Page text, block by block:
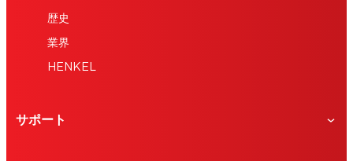
歴史
業界
HENKEL
サポート